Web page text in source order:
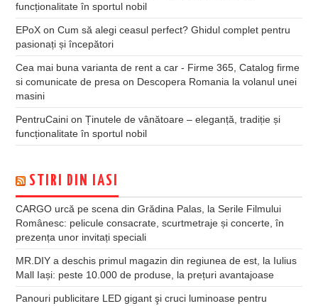
funcționalitate în sportul nobil
EPoX onCum să alegi ceasul perfect? Ghidul complet pentru
pasionați și începători
Cea mai buna varianta de rent a car - Firme 365, Catalog firme
si comunicate de presa on Descopera Romania la volanul unei
masini
PentruCaini onȚinutele de vânătoare – eleganță, tradiție și
funcționalitate în sportul nobil
STIRI DIN IASI
CARGO urcă pe scena din Grădina Palas, la Serile Filmului
Românesc: pelicule consacrate, scurtmetraje și concerte, în
prezența unor invitați speciali
MR.DIY a deschis primul magazin din regiunea de est, la Iulius
Mall Iași: peste 10.000 de produse, la prețuri avantajoase
Panouri publicitare LED gigant şi cruci luminoase pentru